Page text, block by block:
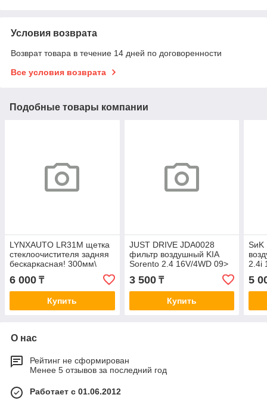
Условия возврата
Возврат товара в течение 14 дней по договоренности
Все условия возврата
Подобные товары компании
LYNXAUTO LR31M щетка
стеклоочистителя задняя
бескаркасная! 300мм\
Hyundai Santa FE IV
2.0CRDi 18>, KIA Ceed (A
6 000 ₸
Купить
JUST DRIVE JDA0028
фильтр воздушный KIA
Sorento 2.4 16V/4WD 09>
3 500₸
Купить
SиK
2.4i
5
О нас
Рейтинг не сформирован
Менее 5 отзывов за последний год
Работает с 01.06.2012